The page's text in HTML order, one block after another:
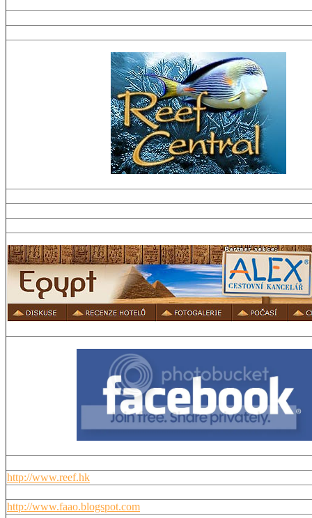
http://www.reef.hk
http://www.faao.blogspot.com